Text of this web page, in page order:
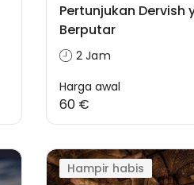
Pertunjukan Dervish
Berputar
2 Jam
Harga awal
60 €
Hampir habis